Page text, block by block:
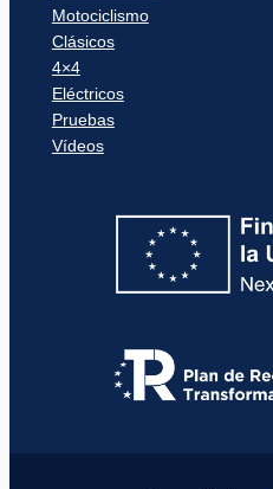
Motociclismo
Clásicos
4×4
Eléctricos
Pruebas
Vídeos